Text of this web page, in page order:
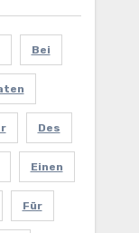
Bei
Des
Einen
Für